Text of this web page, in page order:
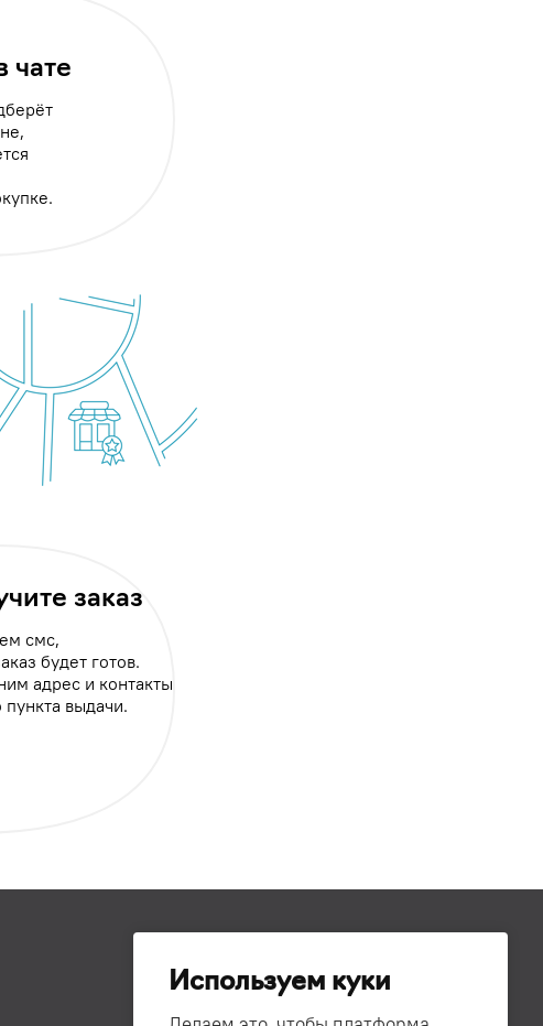
чате
заказ
смс,
будет готов.
адрес и контакты
пункта выдачи.
Используем куки